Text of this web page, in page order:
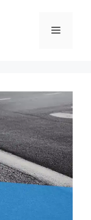
메